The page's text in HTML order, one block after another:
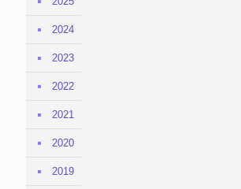
2024
2023
2022
2021
2020
2019